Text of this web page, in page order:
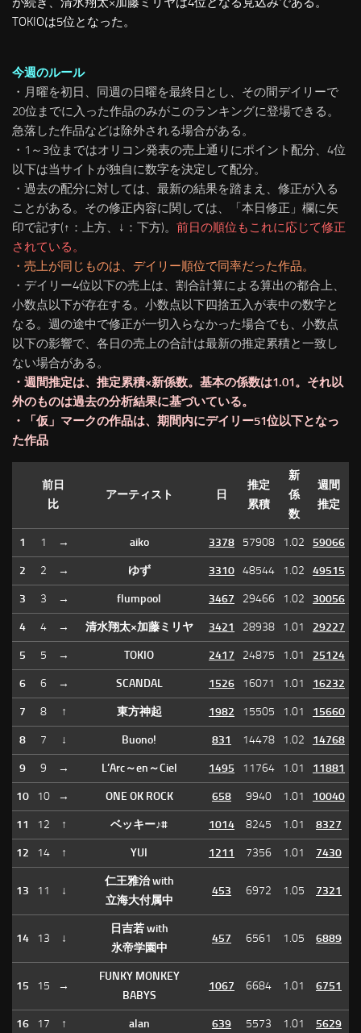
TOKIOは5位となった。
今週のルール
・月曜を初日、同週の日曜を最終日とし、その間デイリーで
20位までに入った作品のみがこのランキングに登場できる。
急落した作品などは除外される場合がある。
・1～3位まではオリコン発表の売上通りにポイント配分、4位
以下は当サイトが独自に数字を決定して配分。
・過去の配分に対しては、最新の結果を踏まえ、修正が入る
ことがある。 その修正内容に関しては、「本日修正」欄に矢
印で記す(↑：上方、↓：下方)。 前日の順位もこれに応じて修正
されている。
・売上が同じものは、デイリー順位で同率だった作品。
・デイリー4位以下の売上は、割合計算による算出の都合上、
小数点以下が存在する。小数点以下四捨五入が表中の数字と
なる。週の途中で修正が一切入らなかった場合でも、小数点
以下の影響で、各日の売上の合計は最新の推定累積と一致し
ない場合がある。
・週間推定は、推定累積×新係数。基本の係数は1.01。それ以
外のものは過去の分析結果に基づいている。
・「仮」マークの作品は、期間内にデイリー51位以下となっ
た作品
前日
比
アーティスト 日
推定
累積
新
係
数
週間
推定
1 1 → aiko 3378 57908 1.02 59066
2 2 → ゆず 3310 48544 1.02 49515
3 3 → flumpool 3467 29466 1.02 30056
4 4 → 清水翔太×加藤ミリヤ 3421 28938 1.01 29227
5 5 → TOKIO 2417 24875 1.01 25124
6 6 → SCANDAL 1526 16071 1.01 16232
7 8 ↑ 東方神起 1982 15505 1.01 15660
8 7 ↓ Buono! 831 14478 1.02 14768
9 9 → L’Arc～en～Ciel 1495 11764 1.01 11881
10 10 → ONE OK ROCK 658 9940 1.01 10040
11 12 ↑ ベッキー♪# 1014 8245 1.01 8327
12 14 ↑ YUI 1211 7356 1.01 7430
13 11 ↓
仁王雅治 with
立海大付属中
453 6972 1.05 7321
14 13 ↓
日吉若 with
氷帝学園中
457 6561 1.05 6889
15 15 →
FUNKY MONKEY
BABYS
1067 6684 1.01 6751
16 17 ↑ alan 639 5573 1.01 5629